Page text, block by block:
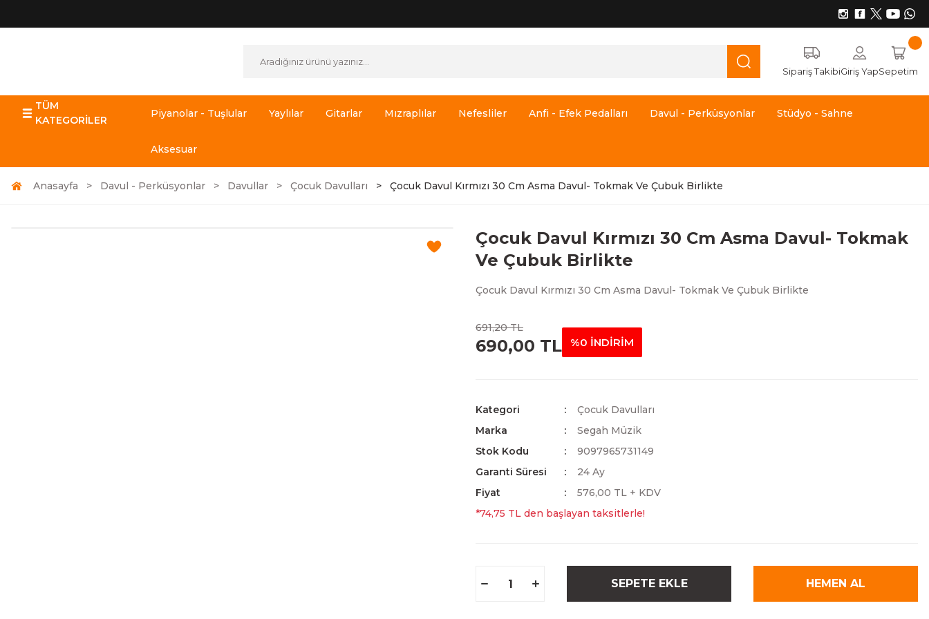
Sipariş TakibiGiriş YapSepetim
TÜM
KATEGORİLER
Piyanolar - Tuşlular Yaylılar Gitarlar Mızraplılar Nefesliler Anfi - Efek Pedalları Davul - Perküsyonlar Stüdyo - Sahne
Aksesuar
Anasayfa Davul - Perküsyonlar Davullar Çocuk Davulları Çocuk Davul Kırmızı 30 Cm Asma Davul- Tokmak Ve Çubuk Birlikte
Çocuk Davul Kırmızı 30 Cm Asma Davul- Tokmak
Ve Çubuk Birlikte
Çocuk Davul Kırmızı 30 Cm Asma Davul- Tokmak Ve Çubuk Birlikte
691,20 TL
690,00 TL %0 İNDİRİM
Kategori
Çocuk Davulları
Marka
Segah Müzik
Stok Kodu
9097965731149
Garanti Süresi
24 Ay
Fiyat
576,00 TL + KDV
*74,75 TL den başlayan taksitlerle!
SEPETE EKLE HEMEN AL